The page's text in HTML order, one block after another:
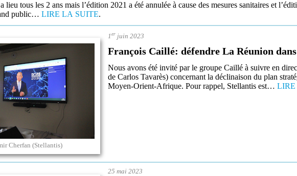
tous les 2 ans mais l’édition 2021 a été annulée à cause des mesures sanitaires et
public… LIRE LA SUITE.
Cherfan (Stellantis)
1er juin 2023
François Caillé: défendre La Réunion
Nous avons été invité par le groupe Caillé à suivre en
de Carlos Tavarès) concernant la déclinaison du plan
Moyen-Orient-Afrique. Pour rappel, Stellantis est…
25 mai 2023